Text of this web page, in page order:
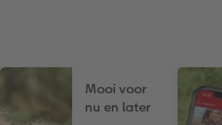
Mooi voor
nu en later